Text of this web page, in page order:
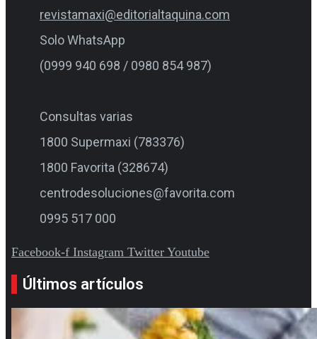
revistamaxi@editorialtaquina.com
Solo WhatsApp
(0999 940 698 / 0980 854 987)
Consultas varias
1800 Supermaxi (783376)
1800 Favorita (328674)
centrodesoluciones@favorita.com
0995 517 000
Facebook-f Instagram Twitter Youtube
Últimos artículos